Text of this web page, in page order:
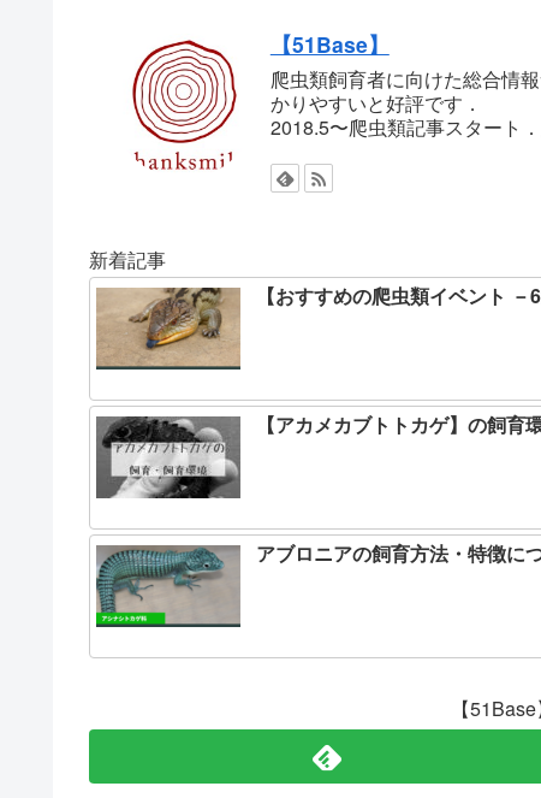
【51Base】
爬虫類飼育者に向けた総合情
かりやすいと好評です．
2018.5〜爬虫類記事スタート
新着記事
【おすすめの爬虫類イベント
【アカメカブトトカゲ】の飼
アブロニアの飼育方法・特徴に
【